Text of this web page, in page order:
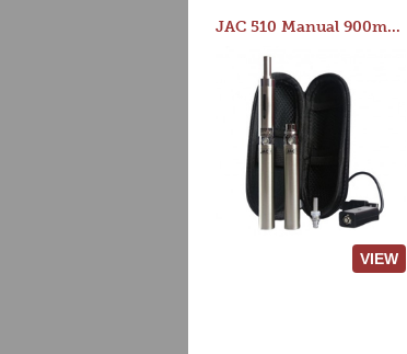
JAC 510 Manual 900mAh Starter Kit
VIEW